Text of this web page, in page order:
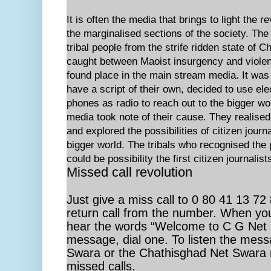
It is often the media that brings to light the
the marginalised sections of the society.
tribal people from the strife ridden state of
caught between Maoist insurgency and
found place in the main stream media. It
have a script of their own, decided to use
phones as radio to reach out to the bigger
media took note of their cause. They
and explored the possibilities of citizen
bigger world. The tribals who recognised the
could be possibility the first citizen
Missed call revolution
Just give a miss call to 0 80 41 13
return call from the number. When
hear the words “Welcome to C G
message, dial one. To listen the
Swara or the Chathisghad Net
missed calls.